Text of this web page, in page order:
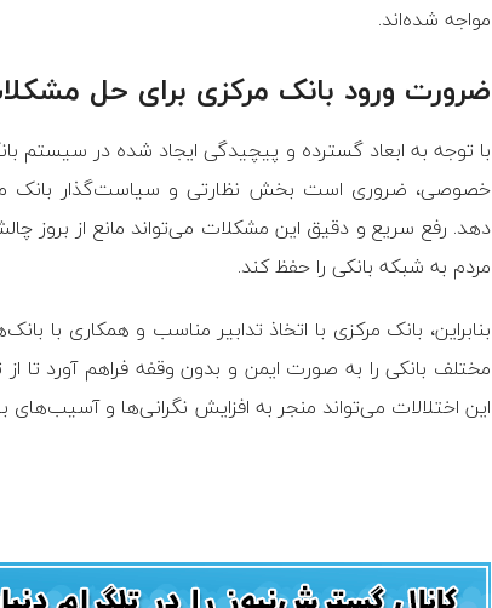
مواجه شده‌اند.
ضرورت ورود بانک مرکزی برای حل
با توجه به ابعاد گسترده و پیچیدگی ایجاد شده در سیستم
خصوصی، ضروری است بخش نظارتی و سیاست‌گذار
دهد. رفع سریع و دقیق این مشکلات می‌تواند مانع از بروز
مردم به شبکه بانکی را حفظ کند.
بنابراین، بانک مرکزی با اتخاذ تدابیر مناسب و همکاری با
مختلف بانکی را به صورت ایمن و بدون وقفه فراهم آورد تا
این اختلالات می‌تواند منجر به افزایش نگرانی‌ها و